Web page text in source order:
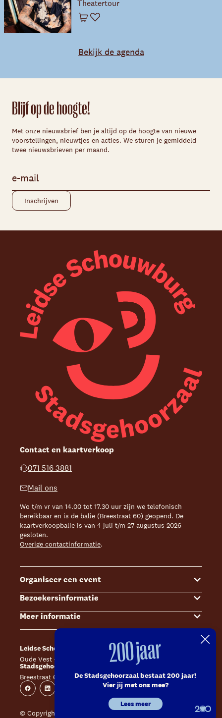
Theatertour
Winkelwagen
Favoriet
Bekijk de agenda
Blijf op de hoogte!
Met onze nieuwsbrief ben je altijd op de hoogte van nieuwe
voorstellingen, nieuwtjes en acties. We sturen je gemiddeld
twee nieuwsbrieven per maand.
Contact en kaartverkoop
071 516 3881
Mail ons
Wo t/m vr van 14.00 tot 17.30 uur zijn we telefonisch
bereikbaar en is de balie (Breestraat 60) geopend. De
kaartverkoopbalie is van 4 juli t/m 27 augustus 2026
gesloten.
Overige contactinformatie.
Organiseer een event
Events
Zalenoverzicht
Contact Sales & Events
Offerte aanvragen
Bezoekersinformatie
Kaartverkoop
Bereikbaarheid
Toegankelijkheid
Huisregels en algemene voorwaarden
Veelgestelde vragen
Meer informatie
Steun ons
Technische informatie
Vacatures
Leidse Schouwburg
Oude Vest 43, 2312 XS Leiden
Stadsgehoorzaal Leiden
Breestraat 60, 2311 CS Leiden
FacebookLinkedin
Café Caat
Catharinahof, 2311 CS Leiden
Website Instagram
© Copyright 2026 Leidse Schouwburg - Stadsgehoorzaal
200 jaar
De Stadsgehoorzaal bestaat 200 jaar!
Vier jij met ons mee?
Lees meer